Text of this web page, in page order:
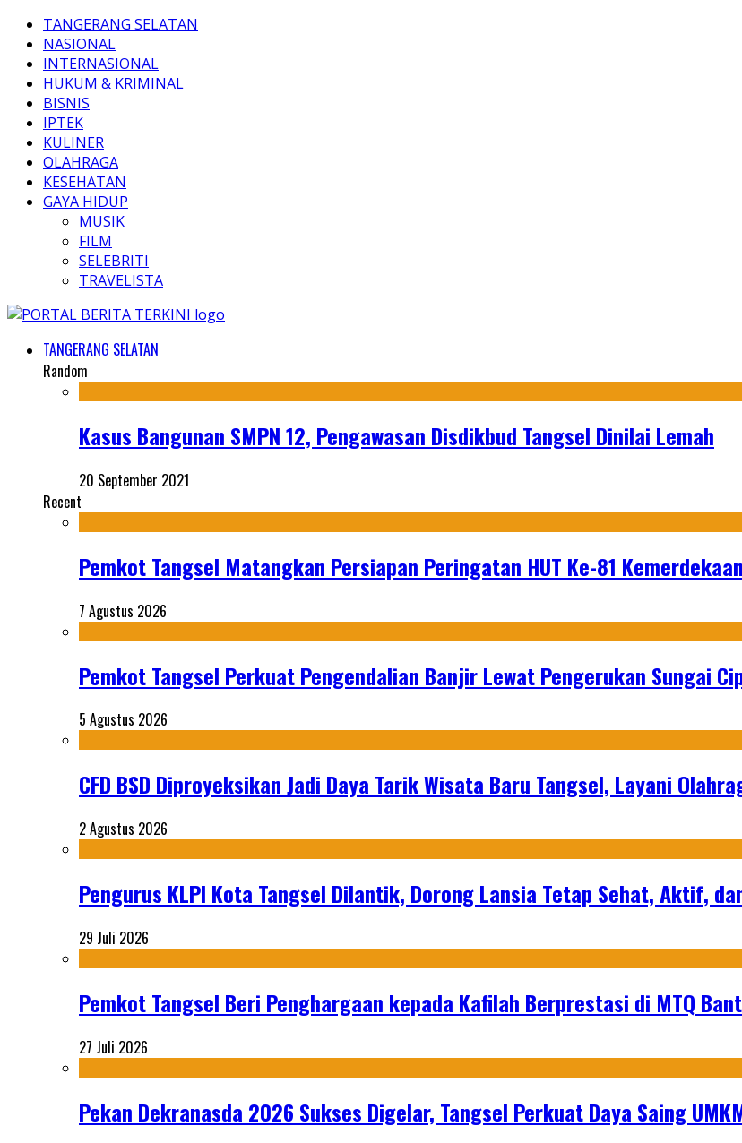
TANGERANG SELATAN
NASIONAL
INTERNASIONAL
HUKUM & KRIMINAL
BISNIS
IPTEK
KULINER
OLAHRAGA
KESEHATAN
GAYA HIDUP
MUSIK
FILM
SELEBRITI
TRAVELISTA
TANGERANG SELATAN
Random
Kasus Bangunan SMPN 12, Pengawasan Disdikbud Tangsel Dinilai Lemah
20 September 2021
Recent
Pemkot Tangsel Matangkan Persiapan Peringatan HUT Ke-81
7 Agustus 2026
Pemkot Tangsel Perkuat Pengendalian Banjir Lewat Pengerukan Sungai
5 Agustus 2026
CFD BSD Diproyeksikan Jadi Daya Tarik Wisata Baru Tangsel, Layani
2 Agustus 2026
Pengurus KLPI Kota Tangsel Dilantik, Dorong Lansia Tetap Sehat, Aktif,
29 Juli 2026
Pemkot Tangsel Beri Penghargaan kepada Kafilah Berprestasi di MTQ
27 Juli 2026
Pekan Dekranasda 2026 Sukses Digelar, Tangsel Perkuat Daya Saing